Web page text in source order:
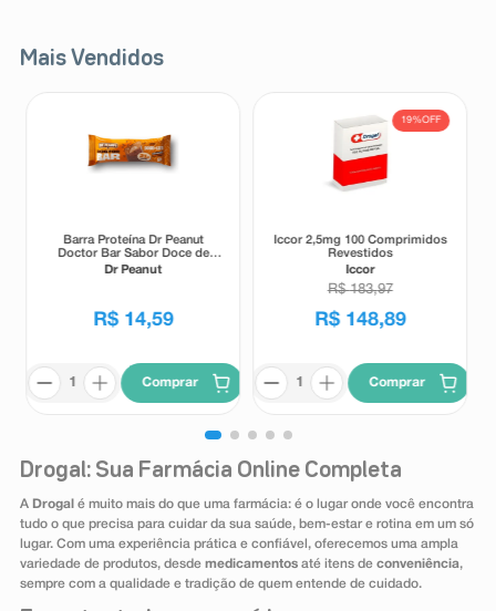
Mais Vendidos
Barra Proteína Dr Peanut
Doctor Bar Sabor Doce de
Leite 62g
Dr Peanut
R$ 14,59
Comprar
19%OFF
Iccor 2,5mg 100 Comprimidos
Revestidos
Iccor
R$ 183,97
R$ 148,89
Comprar
Drogal: Sua Farmácia Online Completa
A Drogal é muito mais do que uma farmácia: é o lugar onde você encontra
tudo o que precisa para cuidar da sua saúde, bem-estar e rotina em um só
lugar. Com uma experiência prática e confiável, oferecemos uma ampla
variedade de produtos, desde medicamentosaté itens de conveniência,
sempre com a qualidade e tradição de quem entende de cuidado.